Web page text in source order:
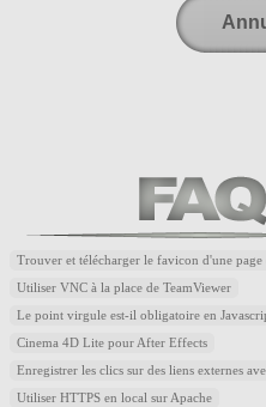
Trouver et télécharger le favicon d'une page
Utiliser VNC à la place de TeamViewer
Le point virgule est-il obligatoire en
Cinema 4D Lite pour After Effects
Enregistrer les clics sur des liens externes
Utiliser HTTPS en local sur Apache